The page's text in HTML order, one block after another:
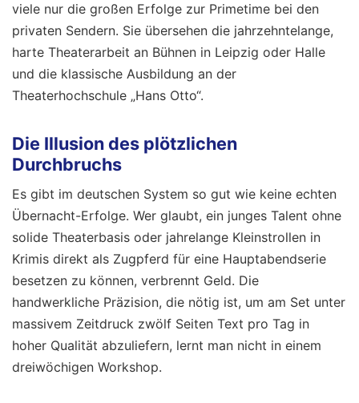
viele nur die großen Erfolge zur Primetime bei den
privaten Sendern. Sie übersehen die jahrzehntelange,
harte Theaterarbeit an Bühnen in Leipzig oder Halle
und die klassische Ausbildung an der
Theaterhochschule „Hans Otto“.
Die Illusion des plötzlichen
Durchbruchs
Es gibt im deutschen System so gut wie keine echten
Übernacht-Erfolge. Wer glaubt, ein junges Talent ohne
solide Theaterbasis oder jahrelange Kleinstrollen in
Krimis direkt als Zugpferd für eine Hauptabendserie
besetzen zu können, verbrennt Geld. Die
handwerkliche Präzision, die nötig ist, um am Set unter
massivem Zeitdruck zwölf Seiten Text pro Tag in
hoher Qualität abzuliefern, lernt man nicht in einem
dreiwöchigen Workshop.